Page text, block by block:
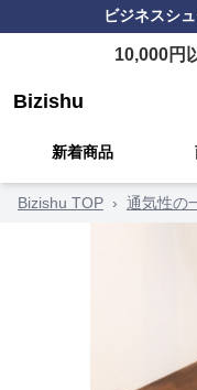
ビジネスシ
10,000円
Bizishu
新着商品
Bizishu TOP › 通気性の